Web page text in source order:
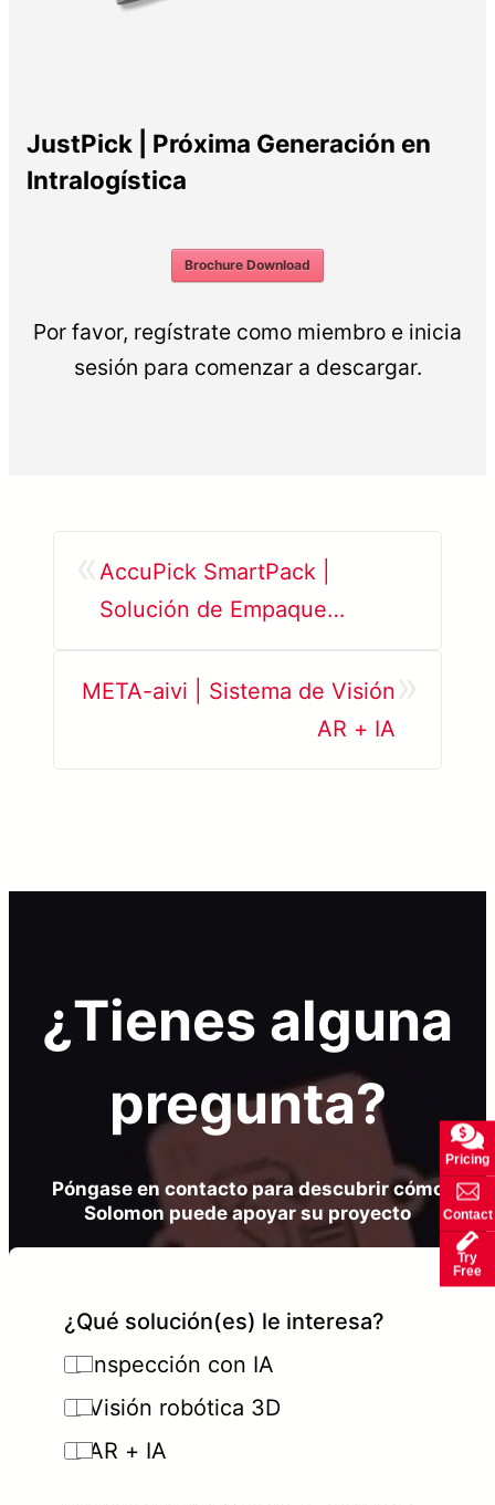
JustPick | Próxima Generación en
Intralogística
Brochure Download
Por favor, regístrate como miembro e inicia
sesión para comenzar a descargar.
AccuPick SmartPack |
Solución de Empaque
META-aivi | Sistema de Visión
AR + IA
Pricing
Contact
Try
Free
¿Tienes alguna
pregunta?
Póngase en contacto para descubrir cómo
Solomon puede apoyar su proyecto
¿Qué solución(es) le interesa?
Inspección con IA
Visión robótica 3D
AR + IA